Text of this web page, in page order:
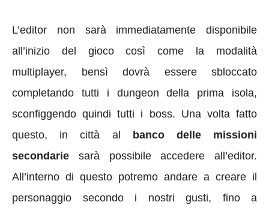
L’editor non sarà immediatamente disponibile
all’inizio del gioco così come la modalità
multiplayer, bensì dovrà essere sbloccato
completando tutti i dungeon della prima isola,
sconfiggendo quindi tutti i boss. Una volta fatto
questo, in città al banco delle missioni
secondarie sarà possibile accedere all’editor.
All’interno di questo potremo andare a creare il
personaggio secondo i nostri gusti, fino a